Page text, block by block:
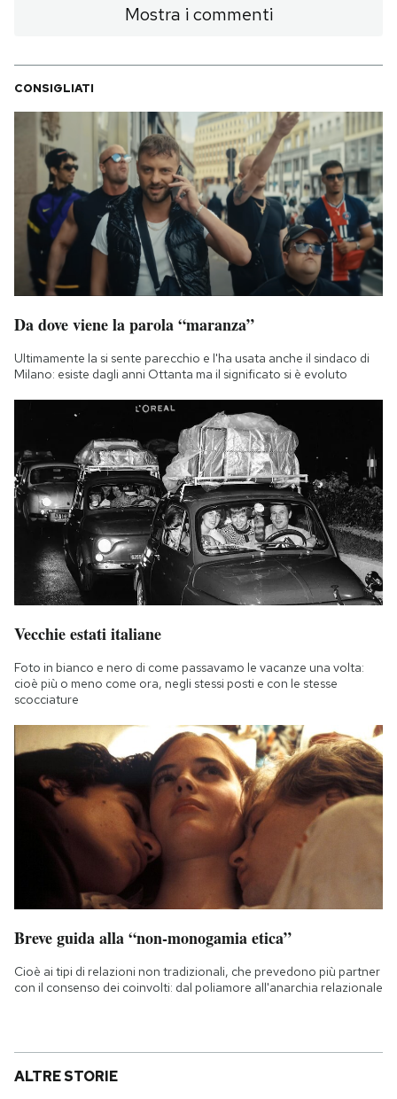
Mostra i commenti
CONSIGLIATI
Da dove viene la parola “maranza”
Ultimamente la si sente parecchio e l'ha usata anche il sindaco di
Milano: esiste dagli anni Ottanta ma il significato si è evoluto
Vecchie estati italiane
Foto in bianco e nero di come passavamo le vacanze una volta:
cioè più o meno come ora, negli stessi posti e con le stesse
scocciature
Breve guida alla “non-monogamia etica”
Cioè ai tipi di relazioni non tradizionali, che prevedono più partner
con il consenso dei coinvolti: dal poliamore all'anarchia relazionale
ALTRE STORIE